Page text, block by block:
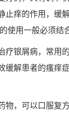
止痒的作用，缓
使用一般必须结
疗银屑病，常用
缓解患者的瘙痒
物，可以口服复